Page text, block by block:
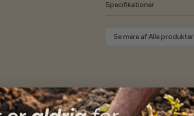
Specifikationer
Se mere af Alle produkter
Vores kundersiger...